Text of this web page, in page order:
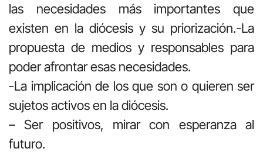
las necesidades más importantes que
existen en la diócesis y su priorización.-La
propuesta de medios y responsables para
poder afrontar esas necesidades.
-La implicación de los que son o quieren ser
sujetos activos en la diócesis.
– Ser positivos, mirar con esperanza al
futuro.